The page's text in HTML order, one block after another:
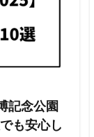
記念公園
も安心し